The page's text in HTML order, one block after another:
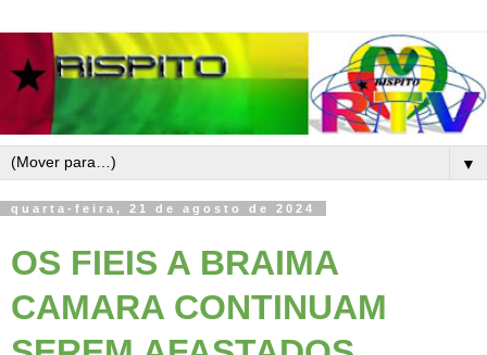
▼
quarta-feira, 21 de agosto de 2024
OS FIEIS A BRAIMA
CAMARA CONTINUAM